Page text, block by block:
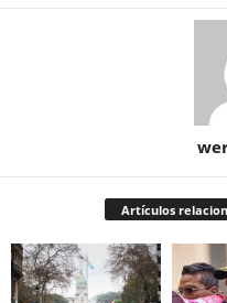
Artículos